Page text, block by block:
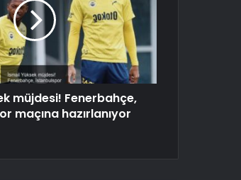
müjdesi! Fenerbahçe,
maçına hazırlanıyor